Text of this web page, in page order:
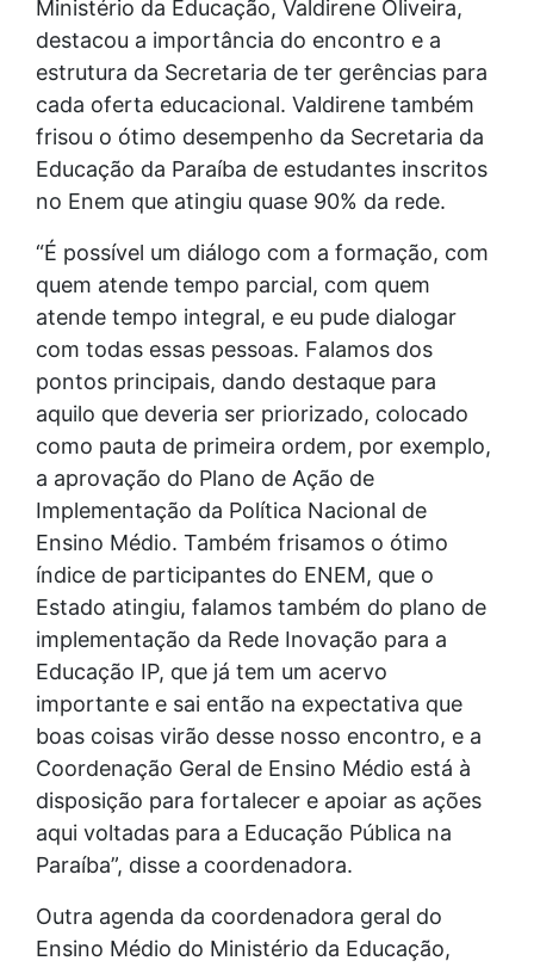
Ministério da Educação, Valdirene Oliveira,
destacou a importância do encontro e a
estrutura da Secretaria de ter gerências para
cada oferta educacional. Valdirene também
frisou o ótimo desempenho da Secretaria da
Educação da Paraíba de estudantes inscritos
no Enem que atingiu quase 90% da rede.
“É possível um diálogo com a formação, com
quem atende tempo parcial, com quem
atende tempo integral, e eu pude dialogar
com todas essas pessoas. Falamos dos
pontos principais, dando destaque para
aquilo que deveria ser priorizado, colocado
como pauta de primeira ordem, por exemplo,
a aprovação do Plano de Ação de
Implementação da Política Nacional de
Ensino Médio. Também frisamos o ótimo
índice de participantes do ENEM, que o
Estado atingiu, falamos também do plano de
implementação da Rede Inovação para a
Educação IP, que já tem um acervo
importante e sai então na expectativa que
boas coisas virão desse nosso encontro, e a
Coordenação Geral de Ensino Médio está à
disposição para fortalecer e apoiar as ações
aqui voltadas para a Educação Pública na
Paraíba”, disse a coordenadora.
Outra agenda da coordenadora geral do
Ensino Médio do Ministério da Educação,